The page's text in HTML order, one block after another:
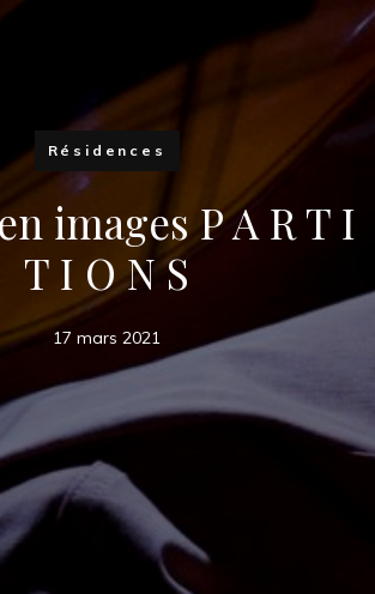
Résidences
images P A R T I
T I O N S
17 mars 2021